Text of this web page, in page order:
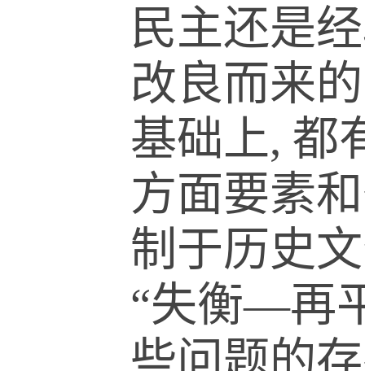
民主还是
改良而来
基础上, 都
方面要素
制于历史
“失衡—再
些问题的